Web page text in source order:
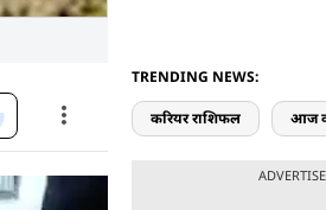
जंगल
TRENDING NEWS:
करियर राशिफल आज